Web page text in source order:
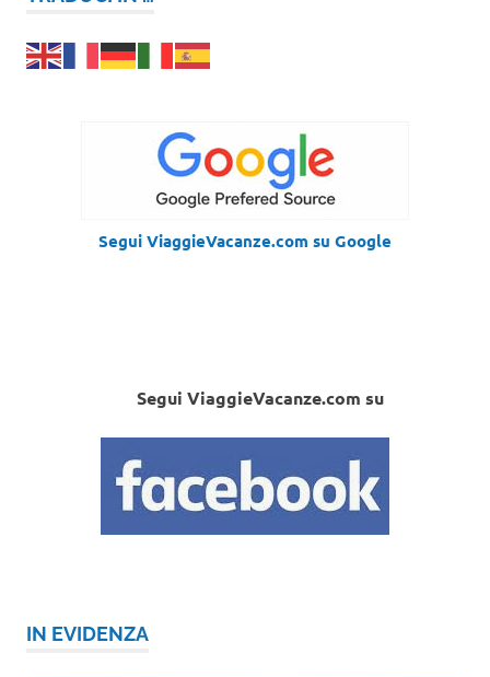
Segui ViaggieVacanze.com su Google
Segui ViaggieVacanze.com su
IN EVIDENZA